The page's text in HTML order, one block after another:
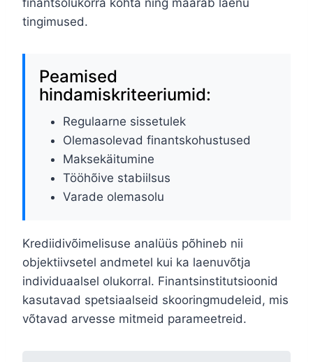
tingimused.
Peamised
hindamiskriteeriumid:
Regulaarne sissetulek
Olemasolevad finantskohustused
Maksekäitumine
Tööhõive stabiilsus
Varade olemasolu
Krediidivõimelisuse analüüs põhineb nii
objektiivsetel andmetel kui ka laenuvõtja
individuaalsel olukorral. Finantsinstitutsioonid
kasutavad spetsiaalseid skooringmudeleid, mis
võtavad arvesse mitmeid parameetreid.